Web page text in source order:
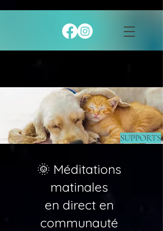
SUPPORTS
🌞 Méditations
matinales
en direct en
communauté